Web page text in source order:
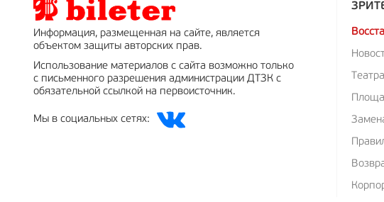
Информация, размещенная на сайте, является
объектом защиты авторских прав.
Использование материалов с сайта возможно только
с письменного разрешения администрации ДТЗК с
обязательной ссылкой на первоисточник.
Мы в социальных сетях: